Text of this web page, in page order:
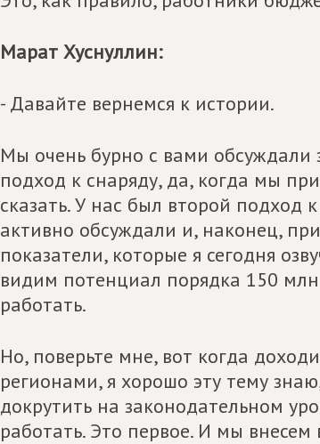
Марат Хуснуллин:
- Давайте вернемся к истории.
Мы очень бурно с вами
подход к снаряду, да, когда мы
сказать. У нас был второй подход
активно обсуждали и, наконец,
показатели, которые я сегодня
видим потенциал порядка 150
работать.
Но, поверьте мне, вот когда
регионами, я хорошо эту тему
докрутить на законодательном
работать. Это первое. И мы